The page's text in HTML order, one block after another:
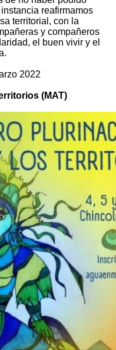
reafirmamos
territorial, con la
y compañeros
el buen vivir y el
2022
(MAT)